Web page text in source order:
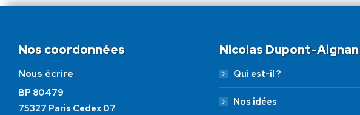
Nos coordonnées
Nous écrire
BP 80479
75327 Paris Cedex 07
Nicolas Dupont-Aignan
Qui est-il ?
Nos idées